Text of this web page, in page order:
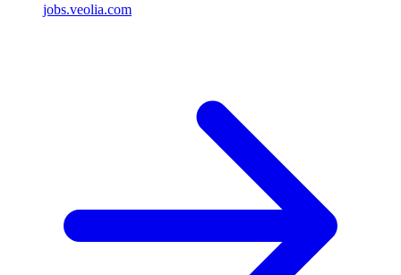
jobs.veolia.com